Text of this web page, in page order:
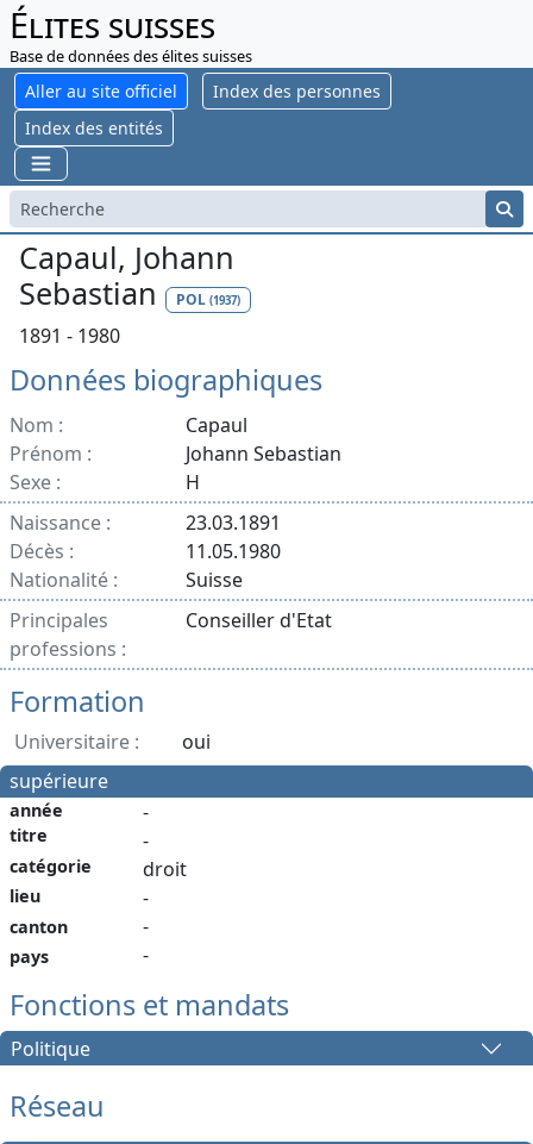
Élites suisses
Base de données des élites suisses
Aller au site officiel
Index des personnes
Index des entités
Capaul, Johann
Sebastian
POL (1937)
1891 - 1980
Données biographiques
Nom :
Capaul
Prénom :
Johann Sebastian
Sexe :
H
Naissance :
23.03.1891
Décès :
11.05.1980
Nationalité :
Suisse
Principales
professions :
Conseiller d'Etat
Formation
Universitaire :
oui
supérieure
année
titre
catégorie
lieu
canton
pays
-
-
droit
-
-
-
Fonctions et mandats
Politique
Réseau